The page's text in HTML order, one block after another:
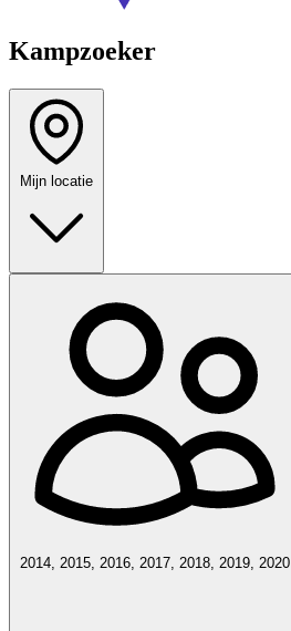
Kampzoeker
Mijn locatie
2014, 2015, 2016, 2017, 2018, 2019, 2020